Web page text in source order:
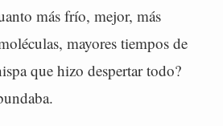
más frío, mejor, más
mayores tiempos de
que hizo despertar todo?